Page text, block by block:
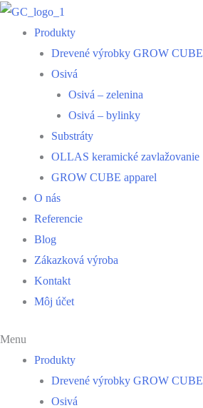
Produkty
Drevené výrobky GROW CUBE
Osivá
Osivá – zelenina
Osivá – bylinky
Substráty
OLLAS keramické zavlažovanie
GROW CUBE apparel
O nás
Referencie
Blog
Zákazková výroba
Kontakt
Môj účet
Menu
Produkty
Drevené výrobky GROW CUBE
Osivá